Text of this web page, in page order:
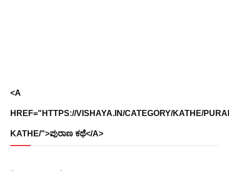
<A
HREF="HTTPS://VISHAYA.IN/CATEGORY/KATHE/
KATHE/">ಪುರಾಣ ಕಥೆ</A>